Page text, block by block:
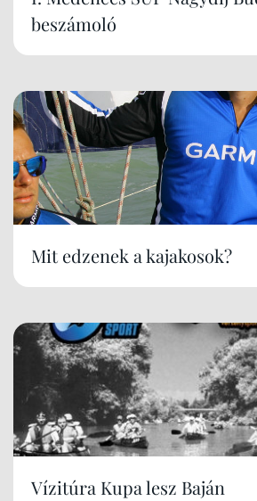
beszámoló
Mit edzenek a kajakosok?
Vízitúra Kupa lesz Baján